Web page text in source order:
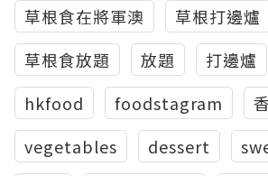
草根食在將軍澳
草根打邊爐
草根食放題
放題 打邊爐
hkfood
foodstagram
vegetables
dessert